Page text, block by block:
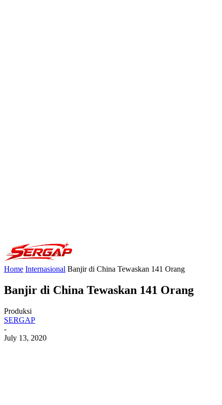
Home Internasional Banjir di China Tewaskan 141 Orang
Banjir di China Tewaskan 141 Orang
Produksi
SERGAP
-
July 13, 2020